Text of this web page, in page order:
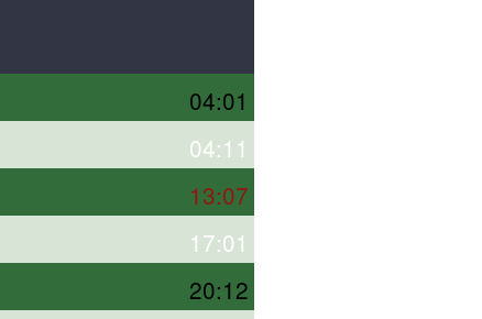
04:01
04:11
13:07
17:01
20:12